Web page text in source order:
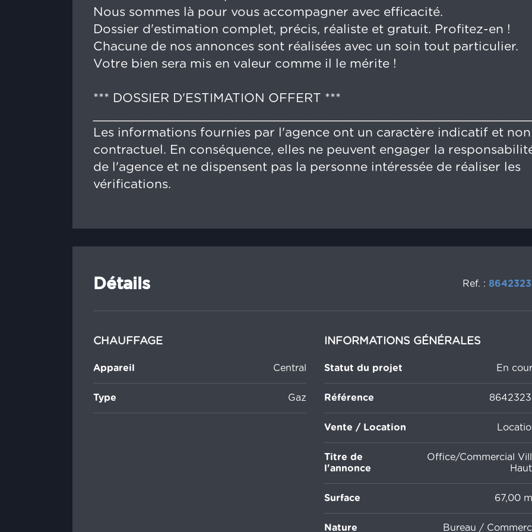
Nous sommes là pour vous accompagner avec efficacité.
Dossier d'estimation complet, précis, réaliste et gratuit. Profitez-en !
Chacune de nos annonces sont réalisées avec un soin tout particulier.
Votre bien sera mis en valeur comme il le mérite !
*** DOSSIER D'ESTIMATION OFFERT ***
Les informations fournies par l'agence ont un caractère indicatif et non
contractuel. En conséquence, elles ne peuvent engager la
de l'agence et ne dispensent pas la personne intéressée de réaliser les
vérifications.
Détails Ref. :
CHAUFFAGE
Appareil Central
Type Gaz
INFORMATIONS GÉNÉRALES
Statut du projet En
Référence
Vente / Location
Titre de
l'annonce
Office/Commercial
Surface 67,00 m
Nature Bureau /